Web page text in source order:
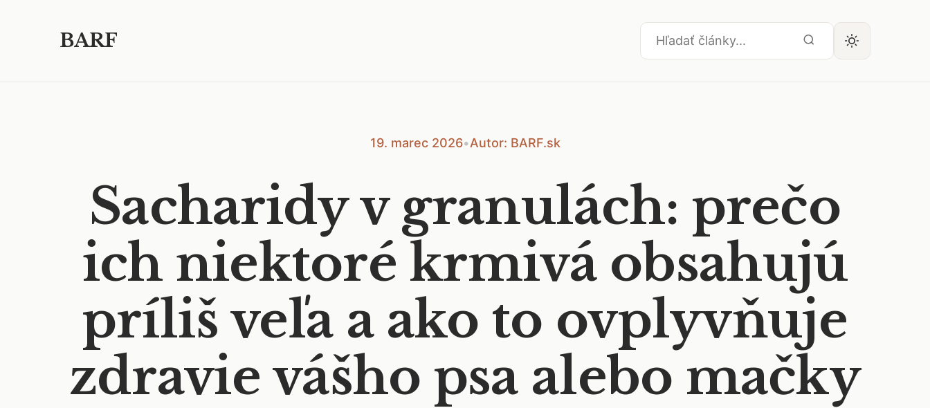
BARF
19. marec 2026•Autor: BARF.sk
Sacharidy v granulách: prečo
ich niektoré krmivá obsahujú
príliš veľa a ako to ovplyvňuje
zdravie vášho psa alebo mačky